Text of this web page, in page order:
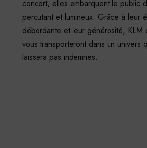
concert, elles embarquent le public
percutant et lumineux. Grâce à leur
débordante et leur générosité, KLM
vous transporteront dans un univers
laissera pas indemnes.